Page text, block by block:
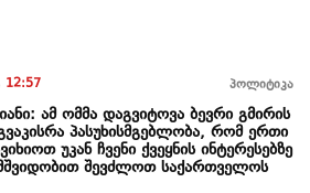
12:57 პოლიტიკა
ამ ომმა დაგვიტოვა ბევრი გმირის
პასუხისმგებლობა, რომ ერთი
უკან ჩვენი ქვეყნის ინტერესებზე
შევძლოთ საქართველოს